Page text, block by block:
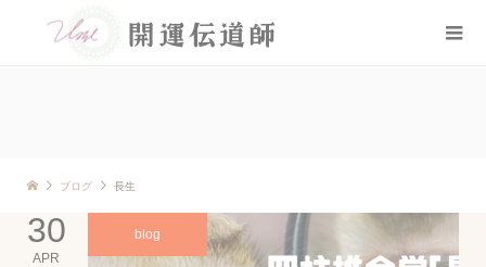
ブログ 長生
30
APR
blog